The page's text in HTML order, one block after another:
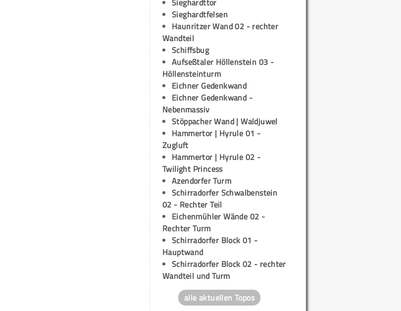
Sieghardttor
Sieghardtfelsen
Haunritzer Wand 02 - rechter
Wandteil
Schiffsbug
Aufseßtaler Höllenstein 03 -
Höllensteinturm
Eichner Gedenkwand
Eichner Gedenkwand -
Nebenmassiv
Stöppacher Wand | Waldjuwel
Hammertor | Hyrule 01 -
Zugluft
Hammertor | Hyrule 02 -
Twilight Princess
Azendorfer Turm
Schirradorfer Schwalbenstein
02 - Rechter Teil
Eichenmühler Wände 02 -
Rechter Turm
Schirradorfer Block 01 -
Hauptwand
Schirradorfer Block 02 - rechter
Wandteil und Turm
alle aktuellen Topos